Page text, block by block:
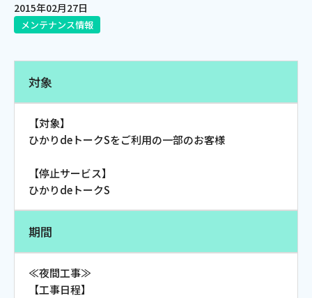
電話
動画配信
おトクな情報
対応エリア
2015年02月27日
メンテナンス情報
対象
【対象】
ひかりdeトークSをご利用の一部のお客様
【停止サービス】
ひかりdeトークS
期間
≪夜間工事≫
【工事日程】